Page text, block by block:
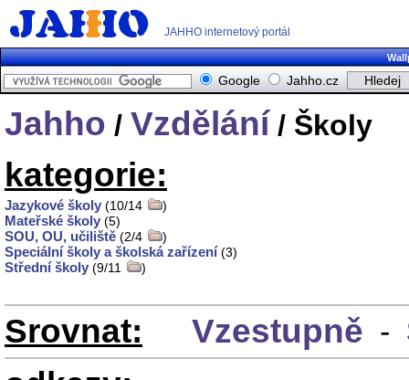
JAHHO internetový portál
Google Jahho.cz
Jahho / Vzdělání / Školy
kategorie:
Jazykové školy (10/14 )
Mateřské školy (5)
SOU, OU, učiliště (2/4 )
Speciální školy a školská zařízení (3)
Střední školy (9/11 )
Srovnat: Vzestupně -